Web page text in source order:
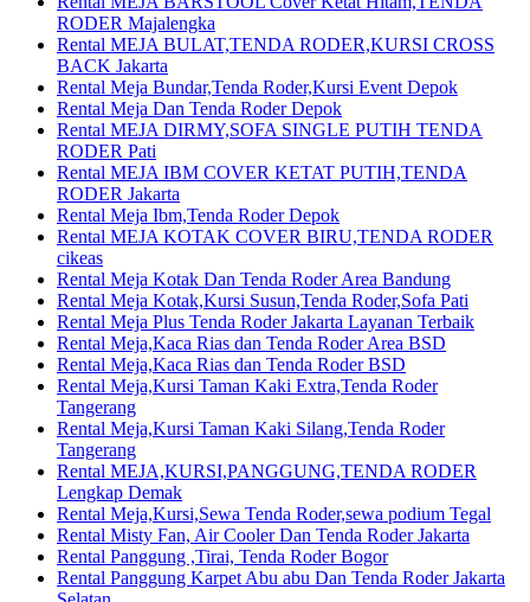
RODER Majalengka
Rental MEJA BULAT,TENDA RODER,KURSI CROSS
BACK Jakarta
Rental Meja Bundar,Tenda Roder,Kursi Event Depok
Rental Meja Dan Tenda Roder Depok
Rental MEJA DIRMY,SOFA SINGLE PUTIH TENDA
RODER Pati
Rental MEJA IBM COVER KETAT PUTIH,TENDA
RODER Jakarta
Rental Meja Ibm,Tenda Roder Depok
Rental MEJA KOTAK COVER BIRU,TENDA RODER
cikeas
Rental Meja Kotak Dan Tenda Roder Area Bandung
Rental Meja Kotak,Kursi Susun,Tenda Roder,Sofa Pati
Rental Meja Plus Tenda Roder Jakarta Layanan Terbaik
Rental Meja,Kaca Rias dan Tenda Roder Area BSD
Rental Meja,Kaca Rias dan Tenda Roder BSD
Rental Meja,Kursi Taman Kaki Extra,Tenda Roder
Tangerang
Rental Meja,Kursi Taman Kaki Silang,Tenda Roder
Tangerang
Rental MEJA,KURSI,PANGGUNG,TENDA RODER
Lengkap Demak
Rental Meja,Kursi,Sewa Tenda Roder,sewa podium Tegal
Rental Misty Fan, Air Cooler Dan Tenda Roder Jakarta
Rental Panggung ,Tirai, Tenda Roder Bogor
Rental Panggung Karpet Abu abu Dan Tenda Roder Jakarta